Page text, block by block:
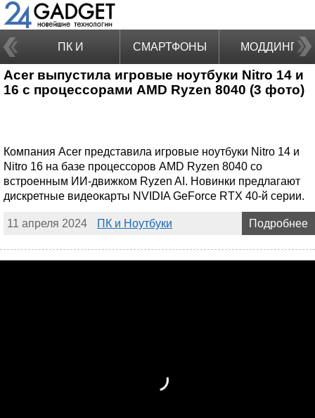
ПК И
НОУТБУКИ
СМАРТФОНЫ МОДДИНГ
Acer выпустила игровые ноутбуки Nitro 14 и
16 с процессорами AMD Ryzen 8040 (3 фото)
Компания Acer представила игровые ноутбуки Nitro 14 и
Nitro 16 на базе процессоров AMD Ryzen 8040 со
встроенным ИИ-движком Ryzen AI. Новинки предлагают
дискретные видеокарты NVIDIA GeForce RTX 40-й серии.
11 апреля 2024 ПК и Ноутбуки Подробнее